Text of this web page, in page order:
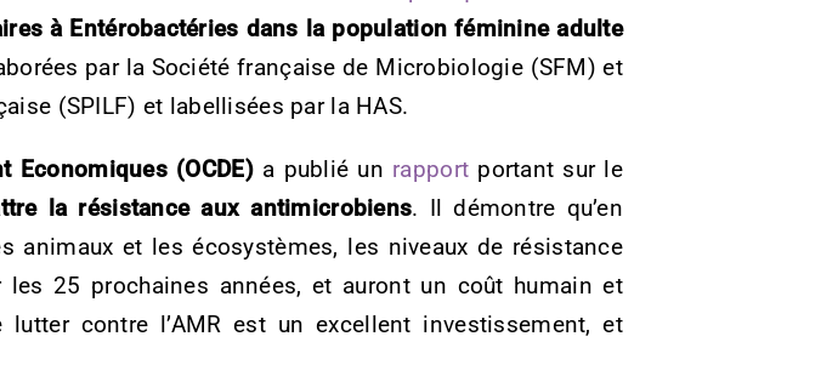
à Entérobactéries dans la population féminine adulte
par la Société française de Microbiologie (SFM) et
(SPILF) et labellisées par la HAS.
Economiques (OCDE)a publié un rapport portant sur le
la résistance aux antimicrobiens. Il démontre qu’en
animaux et les écosystèmes, les niveaux de résistance
25 prochaines années, et auront un coût humain et
contre l’AMR est un excellent investissement, et